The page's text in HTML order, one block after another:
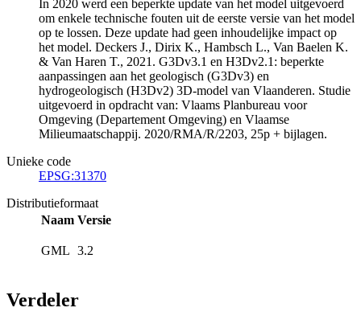
In 2020 werd een beperkte update van het model uitgevoerd
om enkele technische fouten uit de eerste versie van het model
op te lossen. Deze update had geen inhoudelijke impact op
het model. Deckers J., Dirix K., Hambsch L., Van Baelen K.
& Van Haren T., 2021. G3Dv3.1 en H3Dv2.1: beperkte
aanpassingen aan het geologisch (G3Dv3) en
hydrogeologisch (H3Dv2) 3D-model van Vlaanderen. Studie
uitgevoerd in opdracht van: Vlaams Planbureau voor
Omgeving (Departement Omgeving) en Vlaamse
Milieumaatschappij. 2020/RMA/R/2203, 25p + bijlagen.
Unieke code
EPSG:31370
Distributieformaat
Naam Versie
GML 3.2
Verdeler